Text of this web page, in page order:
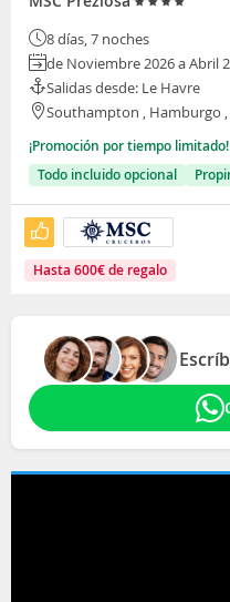
8 días, 7 noches
de Noviembre 2026 a Abril
Salidas desde: Le Havre
Southampton , Hamburgo
¡Promoción por tiempo limitado!
Todo incluido opcional
Hasta 600€de regalo